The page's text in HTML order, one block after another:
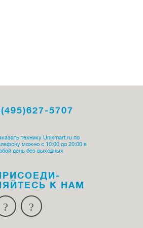
5707
технику Unixmart.ru по
можно с 10:00 до 20:00 в
день без выходных
К НАМ